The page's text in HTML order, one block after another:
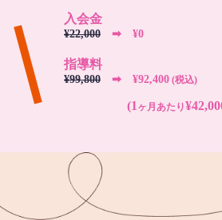
入会金
¥22,000 ➡︎ ¥0
指導料
¥99,800 ➡︎ ¥92,400 (税込)
(1 ヶ月あたり